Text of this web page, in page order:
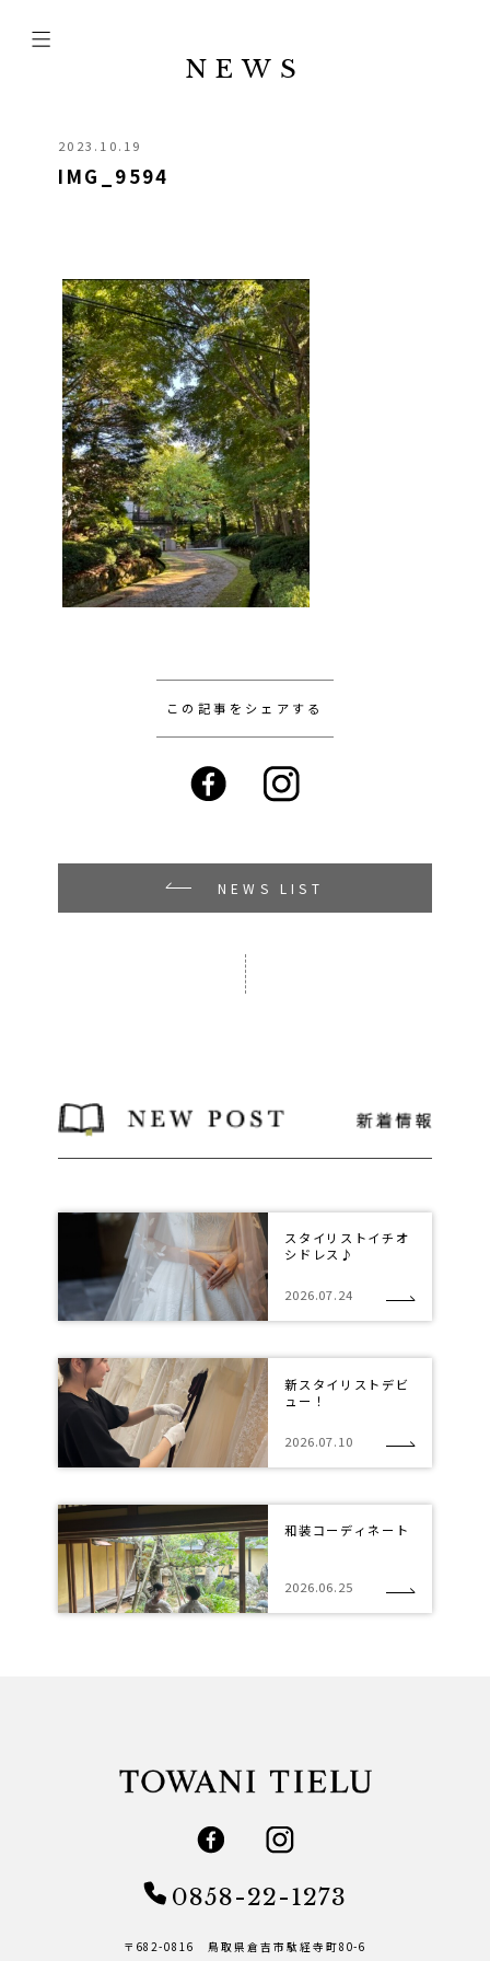
NEWS
2023.10.19
IMG_9594
この記事をシェアする
NEWS LIST
スタイリストイチオ
シドレス♪
2026.07.24
新スタイリストデビ
ュー！
2026.07.10
和装コーディネート
2026.06.25
0858-22-1273
〒682-0816 鳥取県倉吉市駄経寺町80-6